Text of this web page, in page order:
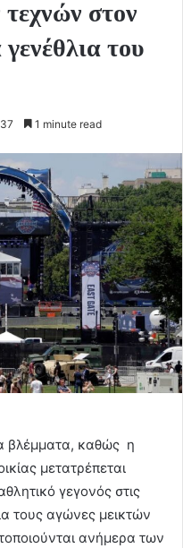
στον
του
37 1 minute read
βλέμματα, καθώς η
μετατρέπεται
γεγονός στις
τους αγώνες μεικτών
ανήμερα των